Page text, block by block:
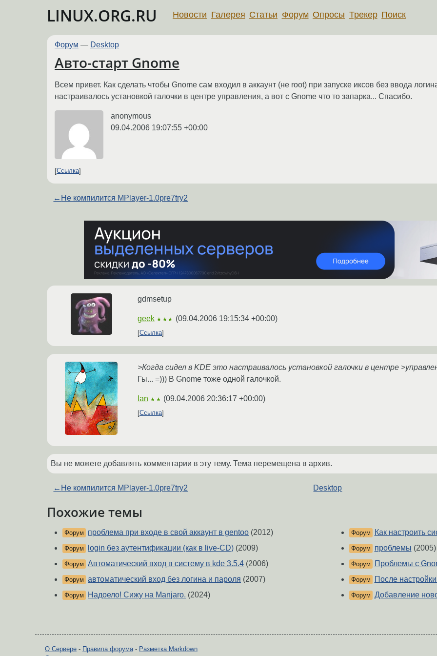
LINUX.ORG.RU Новости Галерея Статьи Форум Опросы Трекер Поиск
Форум — Desktop
Авто-старт Gnome
Всем привет. Как сделать чтобы Gnome сам входил в аккаунт (не root) при запуске иксов без ввода
настраивалось установкой галочки в центре управления, а вот с Gnome что то запарка... Спасибо.
anonymous
09.04.2006 19:07:55 +00:00
Ссылка
← Не компилится MPlayer-1.0pre7try2
gdmsetup
geek ★★★ (09.04.2006 19:15:34 +00:00)
Ссылка
>Когда сидел в KDE это настраивалось установкой галочки в центре
Гы... =))) В Gnome тоже одной галочкой.
Ian ★★ (09.04.2006 20:36:17 +00:00)
Ссылка
Вы не можете добавлять комментарии в эту тему. Тема перемещена в архив.
← Не компилится MPlayer-1.0pre7try2 Desktop
Похожие темы
Форум проблема при входе в свой аккаунт в gentoo (2012)
Форум login без аутентификации (как в live-CD) (2009)
Форум Автоматический вход в систему в kde 3.5.4 (2006)
Форум автоматический вход без логина и пароля (2007)
Форум Надоело! Сижу на Manjaro. (2024)
Форум Как настроить
Форум проблемы (2005)
Форум Проблемы с
Форум После
Форум Добавление
О Сервере - Правила форума- Разметка Markdown